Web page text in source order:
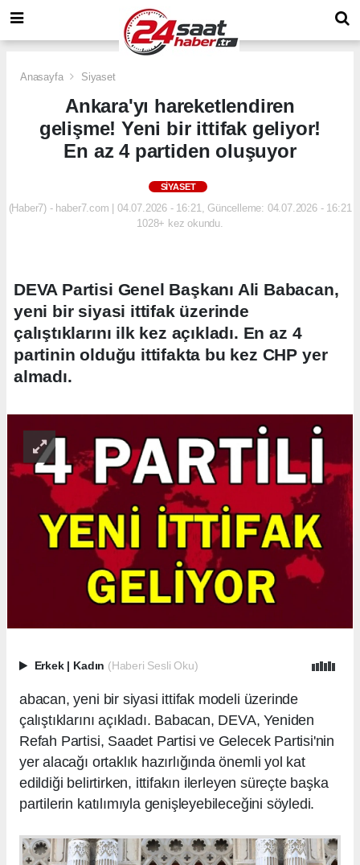
Anasayfa Siyaset
Ankara'yı hareketlendiren
gelişme! Yeni bir ittifak geliyor!
En az 4 partiden oluşuyor
SIYASET
(Haber7) - haber7.com | 04.07.2026 - 16:21, Güncelleme: 04.07.2026 - 16:21
1028+ kez okundu.
DEVA Partisi Genel Başkanı Ali Babacan,
yeni bir siyasi ittifak üzerinde
çalıştıklarını ilk kez açıkladı. En az 4
partinin olduğu ittifakta bu kez CHP yer
almadı.
Erkek Kadın (Haberi Sesli Oku)
abacan, yeni bir siyasi ittifak modeli üzerinde
çalıştıklarını açıkladı. Babacan, DEVA, Yeniden
Refah Partisi, Saadet Partisi ve Gelecek Partisi'nin
yer alacağı ortaklık hazırlığında önemli yol kat
edildiği belirtirken, ittifakın ilerleyen süreçte başka
partilerin katılımıyla genişleyebileceğini söyledi.